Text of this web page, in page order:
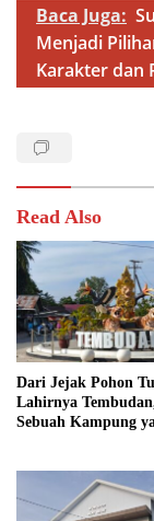
Baca Juga:
Menjadi
Karakter dan
Read Also
Dari Jejak Pohon
Lahirnya
Sebuah Kampung